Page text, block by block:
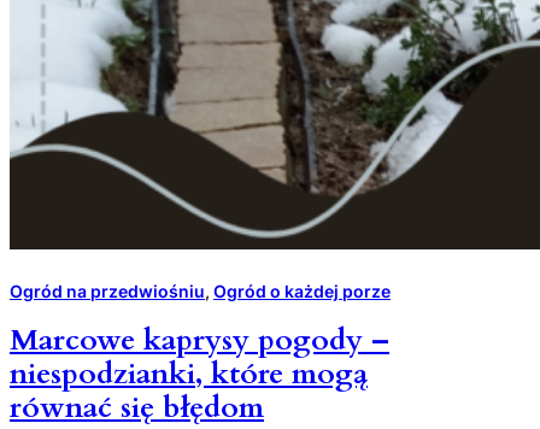
Ogród na przedwiośniu, Ogród o każdej porze
Marcowe kaprysy pogody –
niespodzianki, które mogą
równać się błędom